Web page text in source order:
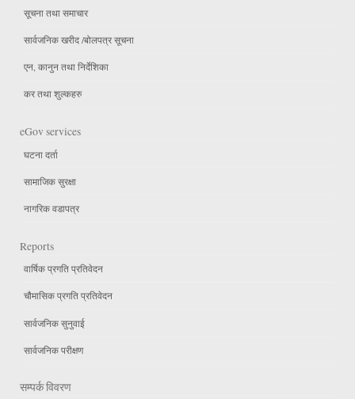
सूचना तथा समाचार
सार्वजनिक खरीद /बोलपत्र सूचना
एन, कानुन तथा निर्देशिका
कर तथा शुल्कहरु
eGov services
घटना दर्ता
सामाजिक सुरक्षा
नागरिक वडापत्र
Reports
वार्षिक प्रगति प्रतिवेदन
चौमासिक प्रगति प्रतिवेदन
सार्वजनिक सुनुवाई
सार्वजनिक परीक्षण
सम्पर्क विवरण